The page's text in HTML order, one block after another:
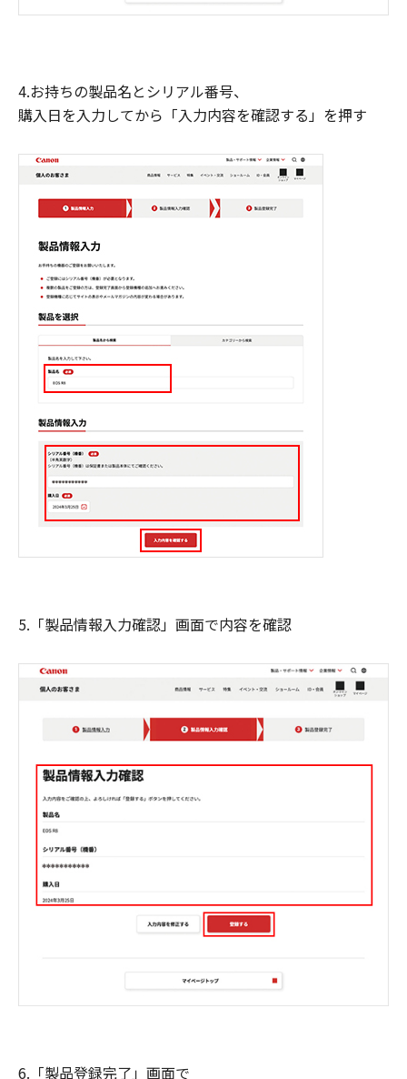
4.お持ちの製品名とシリアル番号、
購入日を入力してから「入力内容を確認する」を押す
5.「製品情報入力確認」画面で内容を確認
6.「製品登録完了」画面で